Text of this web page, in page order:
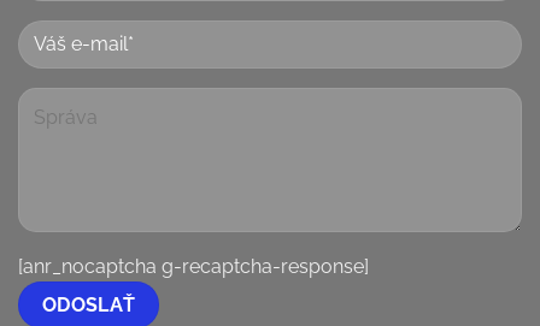
[anr_nocaptcha g-recaptcha-response]